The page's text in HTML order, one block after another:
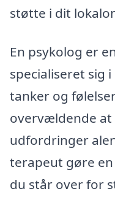
støtte i dit
En psykolog er
specialiseret sig
tanker og
overvældende at
udfordringer
terapeut gøre
du står over for